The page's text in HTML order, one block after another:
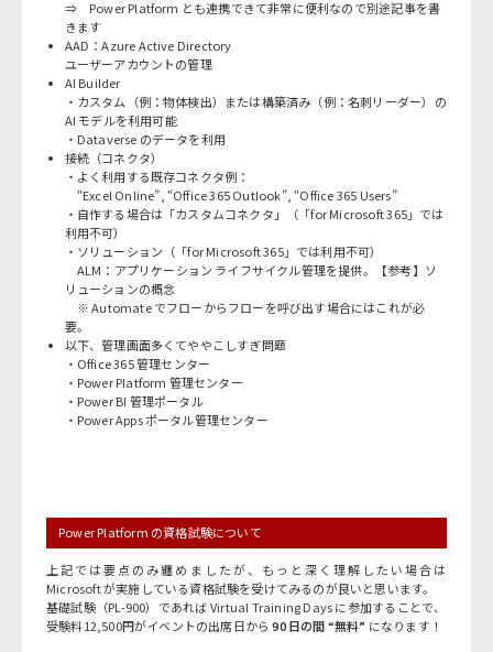
⇒ Power Platform とも連携できて非常に便利なので別途記事を書
きます
AAD：Azure Active Directory
ユーザーアカウントの管理
AI Builder
・カスタム（例：物体検出）または構築済み（例：名刺リーダー）の
AI モデルを利用可能
・Dataverse のデータを利用
接続（コネクタ）
・よく利用する既存コネクタ例：
“Excel Online”, “Office 365 Outlook”, “Office 365 Users”
・自作する場合は「カスタムコネクタ」（「for Microsoft 365」では
利用不可）
・ソリューション（「for Microsoft 365」では利用不可）
ALM：アプリケーション ライフサイクル管理を提供。【参考】 ソ
リューションの概念
※ Automate でフローからフローを呼び出す場合にはこれが必
要。
以下、管理画面多くてややこしすぎ問題
・Office 365 管理センター
・Power Platform 管理センター
・Power BI 管理ポータル
・Power Apps ポータル管理センター
Power Platform の資格試験について
上記では要点のみ纏めましたが、もっと深く理解したい場合は
Microsoft が実施している資格試験を受けてみるのが良いと思います。
基礎試験（PL-900）であれば Virtual Training Days に参加することで、
受験料12,500円がイベントの出席日から90 日の間 “無料” になります！